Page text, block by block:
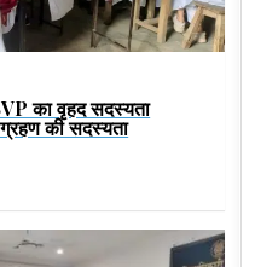
का वृहद सदस्यता
ग्रहण की सदस्यता